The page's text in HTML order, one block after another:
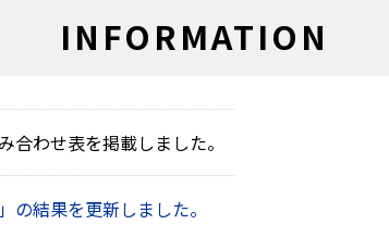
INFORMATION
合わせ表を掲載しました。
の結果を更新しました。